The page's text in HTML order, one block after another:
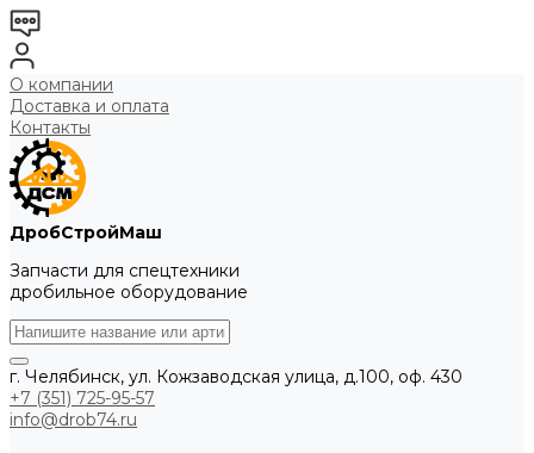
О компании
Доставка и оплата
Контакты
ДробСтройМаш
Запчасти для спецтехники
дробильное оборудование
г. Челябинск, ул. Кожзаводская улица, д.100, оф. 430
+7 (351) 725-95-57
info@drob74.ru